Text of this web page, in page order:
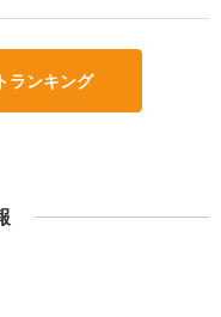
ランキング